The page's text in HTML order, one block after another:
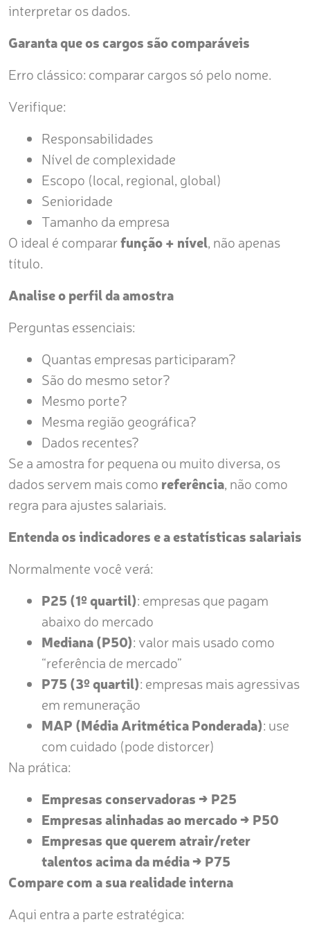
interpretar os dados.
Garanta que os cargos são comparáveis
Erro clássico: comparar cargos só pelo nome.
Verifique:
Responsabilidades
Nível de complexidade
Escopo (local, regional, global)
Senioridade
Tamanho da empresa
O ideal é compararfunção + nível, não apenas
título.
Analise o perfil da amostra
Perguntas essenciais:
Quantas empresas participaram?
São do mesmo setor?
Mesmo porte?
Mesma região geográfica?
Dados recentes?
Se a amostra for pequena ou muito diversa, os
dados servem mais como referência, não como
regra para ajustes salariais.
Entenda os indicadores e a estatísticas salariais
Normalmente você verá:
P25 (1º quartil): empresas que pagam
abaixo do mercado
Mediana (P50): valor mais usado como
“referência de mercado”
P75 (3º quartil): empresas mais agressivas
em remuneração
MAP (Média Aritmética Ponderada): use
com cuidado (pode distorcer)
Na prática:
Empresas conservadoras → P25
Empresas alinhadas ao mercado → P50
Empresas que querem atrair/reter
talentos acima da média → P75
Compare com a sua realidade interna
Aqui entra a parte estratégica: